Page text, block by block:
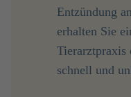
Entzündung
erhalten Sie
schnell und